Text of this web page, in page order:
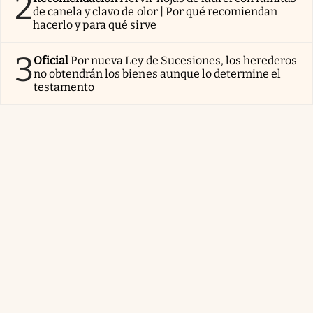
de canela y clavo de olor | Por qué recomiendan
hacerlo y para qué sirve
3OficialPor nueva Ley de Sucesiones, los herederos
no obtendrán los bienes aunque lo determine el
testamento